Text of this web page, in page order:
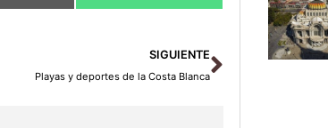
SIGUIENTE
Playas y deportes de la Costa Blanca
Siguiente